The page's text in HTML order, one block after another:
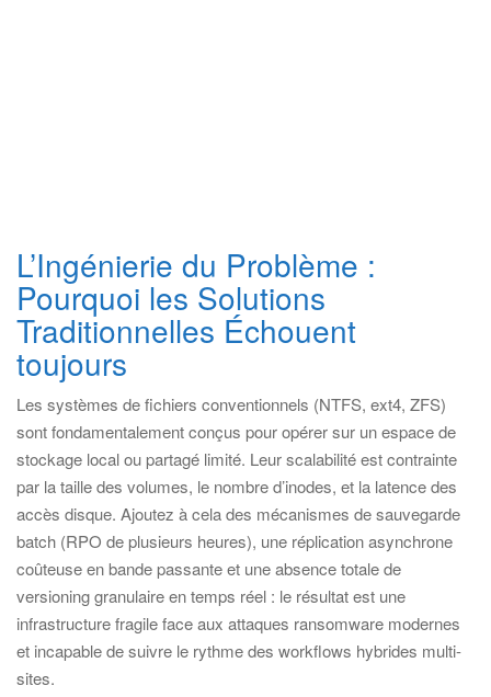
L’Ingénierie du Problème :
Pourquoi les Solutions
Traditionnelles Échouent
toujours
Les systèmes de fichiers conventionnels (NTFS, ext4, ZFS)
sont fondamentalement conçus pour opérer sur un espace de
stockage local ou partagé limité. Leur scalabilité est contrainte
par la taille des volumes, le nombre d’inodes, et la latence des
accès disque. Ajoutez à cela des mécanismes de sauvegarde
batch (RPO de plusieurs heures), une réplication asynchrone
coûteuse en bande passante et une absence totale de
versioning granulaire en temps réel : le résultat est une
infrastructure fragile face aux attaques ransomware modernes
et incapable de suivre le rythme des workflows hybrides multi-
sites.